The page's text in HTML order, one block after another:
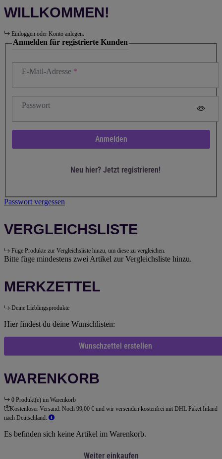
WILLKOMMEN!
Einloggen oder Konto anlegen.
Anmelden für registrierte Kunden
E-Mail-Adresse
Passwort
Anmelden
Neu hier? Jetzt registrieren!
Passwort vergessen
VERGLEICHSLISTE
Füge Produkte zur Vergleichsliste hinzu, um diese zu vergleichen.
Bitte füge mindestens zwei Artikel zur Vergleichsliste hinzu.
MERKZETTEL
Deine Lieblingsprodukte
Hier findest du deine Wunschlisten:
Wunschzettel erstellen
WARENKORB
0 Produkt(e) im Warenkorb
Kostenloser Versand: Noch 99,00 € und wir versenden kostenfrei mit DHL Paket Inland
nach Deutschland.
Es befinden sich keine Artikel im Warenkorb.
Weiter einkaufen